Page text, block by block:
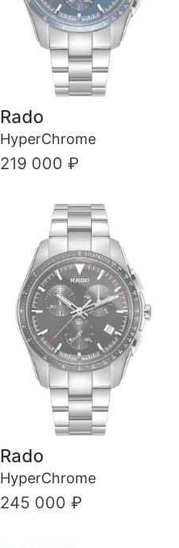
Rado
HyperChrome
219 000 ₽
Rado
HyperChrome
245 000 ₽